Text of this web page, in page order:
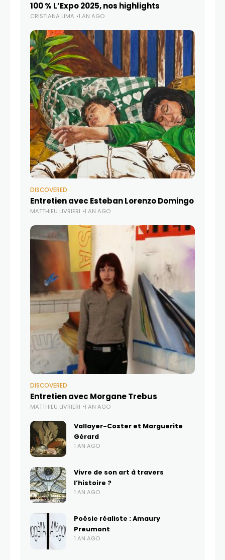
100 % L’Expo 2025, nos highlights
CRISTIANA LIMA 1 AN AGO
DISCOVERED
Entretien avec Esteban Lorenzo Domingo
MATTHIEU LIVRIERI 1 AN AGO
DISCOVERED
Entretien avec Morgane Trebus
MATTHIEU LIVRIERI 1 AN AGO
Vallayer-Coster et Marguerite
Gérard
1 AN AGO
Vivre de son art à travers
l’histoire ?
1 AN AGO
Poésie réaliste : Amaury
Preumont
1 AN AGO